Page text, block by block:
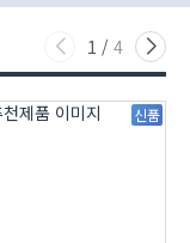
1 / 4
신품